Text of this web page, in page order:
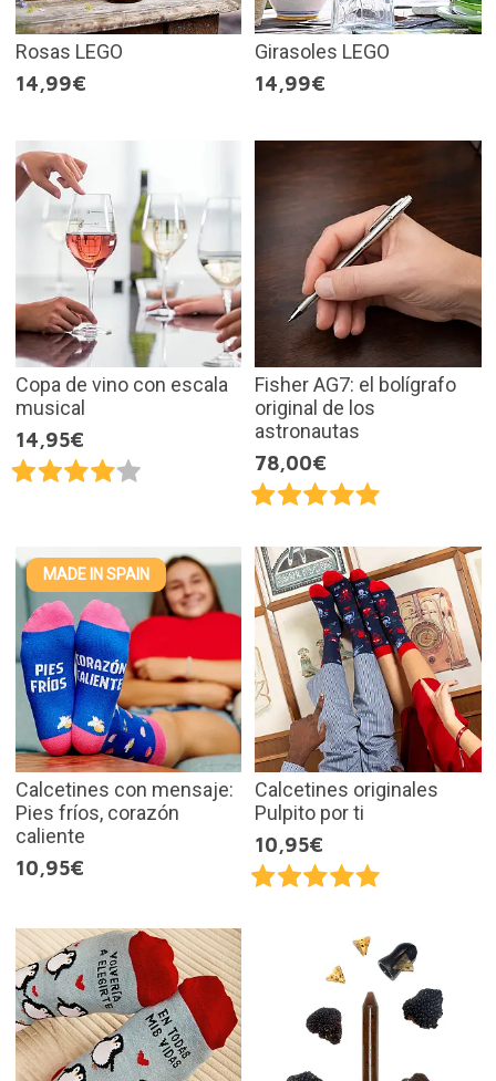
Rosas LEGO
14,99€
Girasoles LEGO
14,99€
Copa de vino con escala
musical
14,95€
Fisher AG7: el bolígrafo
original de los
astronautas
78,00€
MADE IN SPAIN
Calcetines con mensaje:
Pies fríos, corazón
caliente
10,95€
Calcetines originales
Pulpito por ti
10,95€